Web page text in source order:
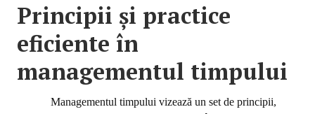
Principii și practice
eficiente în
managementul timpului
Managementul timpului vizează un set de principii,